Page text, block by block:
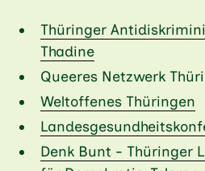
Thüringer
Thadine
Queeres Netzwerk
Weltoffenes Thüringen
Denk Bunt - Thüringer